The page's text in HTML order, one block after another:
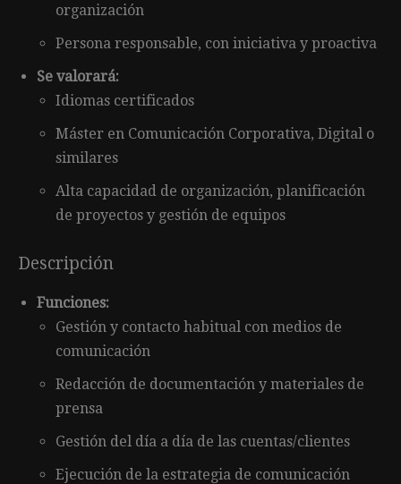
organización
Persona responsable, con iniciativa y proactiva
Se valorará:
Idiomas certificados
Máster en Comunicación Corporativa, Digital o
similares
Alta capacidad de organización, planificación
de proyectos y gestión de equipos
Descripción
Funciones:
Gestión y contacto habitual con medios de
comunicación
Redacción de documentación y materiales de
prensa
Gestión del día a día de las cuentas/clientes
Ejecución de la estrategia de comunicación